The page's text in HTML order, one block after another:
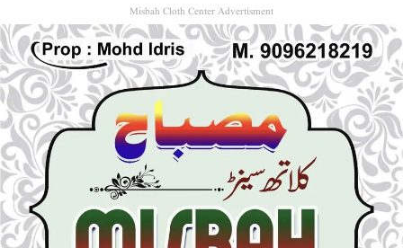
Misbah Cloth Center Advertisment